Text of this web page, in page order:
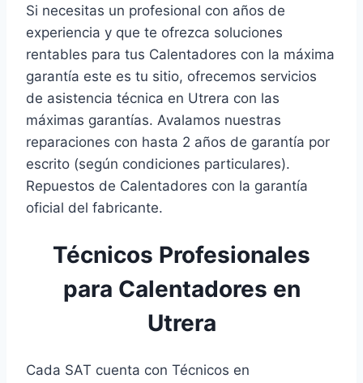
Si necesitas un profesional con años de
experiencia y que te ofrezca soluciones
rentables para tus Calentadores con la máxima
garantía este es tu sitio, ofrecemos servicios
de asistencia técnica en Utrera con las
máximas garantías. Avalamos nuestras
reparaciones con hasta 2 años de garantía por
escrito (según condiciones particulares).
Repuestos de Calentadores con la garantía
oficial del fabricante.
Técnicos Profesionales
para Calentadores en
Utrera
Cada SAT cuenta con Técnicos en